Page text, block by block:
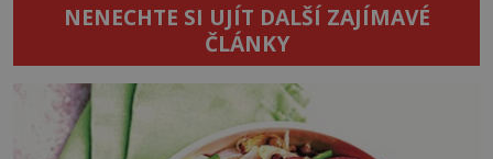
NENECHTE SI UJÍT DALŠÍ ZAJÍMAVÉ
ČLÁNKY